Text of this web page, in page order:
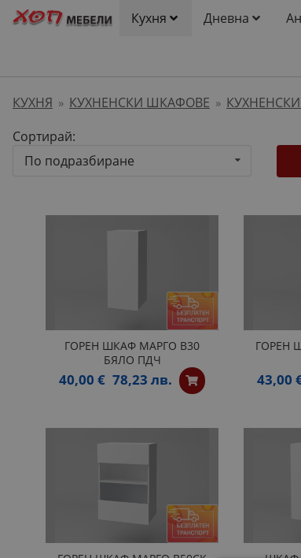
Кухня Дневна
КУХНЯ » КУХНЕНСКИ ШКАФОВЕ »
Сортирай:
По подразбиране
ГОРЕН ШКАФ МАРГО B30
БЯЛО ПДЧ
40,00 € 78,23 лв.
ГОРЕН
43,00